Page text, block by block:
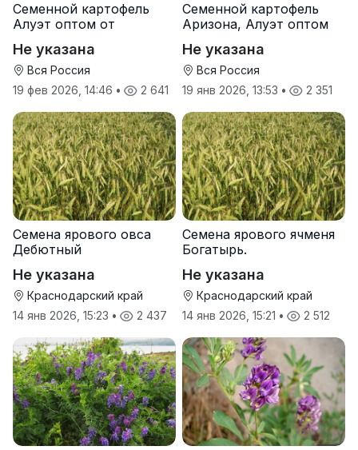
Семенной картофель
Алуэт оптом от
Не указана
Вся Россия
19 фев 2026, 14:46 • 2 641
Семенной картофель
Аризона, Алуэт оптом
Не указана
Вся Россия
19 янв 2026, 13:53 • 2 351
Семена ярового овса
Дебютный
Не указана
Краснодарский край
14 янв 2026, 15:23 • 2 437
Семена ярового ячменя
Богатырь.
Не указана
Краснодарский край
14 янв 2026, 15:21 • 2 512